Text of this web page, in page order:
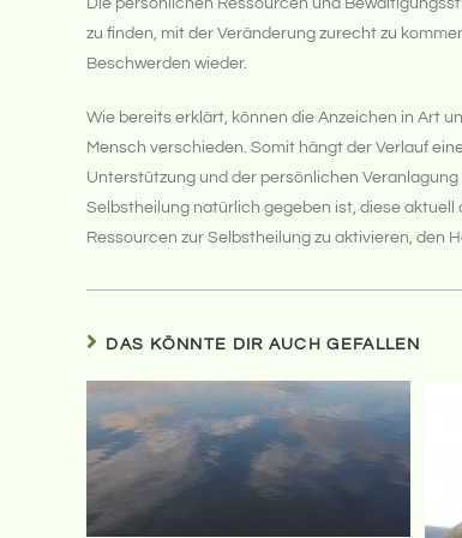
Die persönlichen Ressourcen und
zu finden, mit der Veränderung zurecht zu
Beschwerden wieder.
Wie bereits erklärt, können die Anzeichen in Art
Mensch verschieden. Somit hängt der Verlauf
Unterstützung und der persönlichen
Selbstheilung natürlich gegeben ist, diese
Ressourcen zur Selbstheilung zu aktivieren, den
DAS KÖNNTE DIR AUCH GEFALLEN